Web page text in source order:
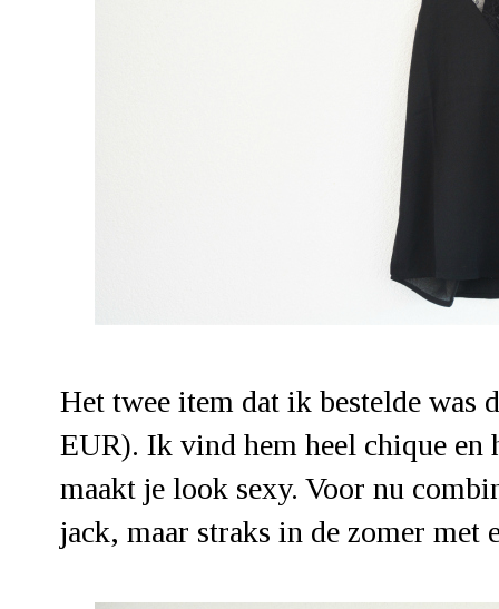
Het twee item dat ik bestelde was
EUR). Ik vind hem heel chique en
maakt je look sexy. Voor nu
jack, maar straks in de zomer met